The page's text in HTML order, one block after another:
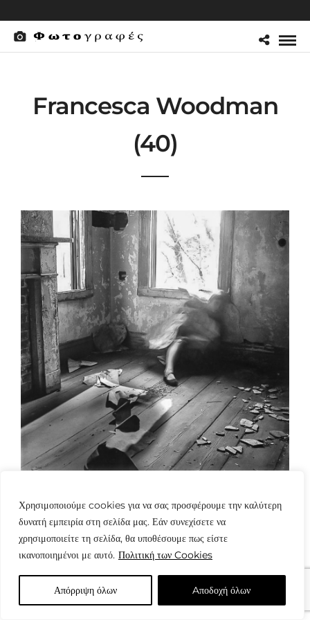
Χρησιμοποιούμε cookies για να σας προσφέρουμε την καλύτερη
δυνατή εμπειρία στη σελίδα μας. Εάν συνεχίσετε να
χρησιμοποιείτε τη σελίδα, θα υποθέσουμε πως είστε
ικανοποιημένοι με αυτό. Πολιτική των Cookies
Απόρριψη όλων Aποδοχή όλων
Francesca Woodman
(40)
© Copyright: www.fotografes.gr - Δαμιανός Μωραΐτης